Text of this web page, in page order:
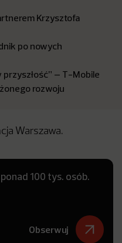
Krzysztofa
po nowych
– T-Mobile
rozwoju
Warszawa.
100 tys. osób.
Obserwuj